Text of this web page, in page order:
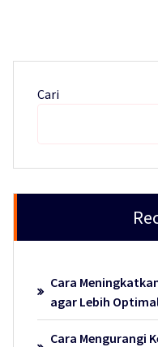
Cari
Cara
agar Lebih
Cara Mengurangi